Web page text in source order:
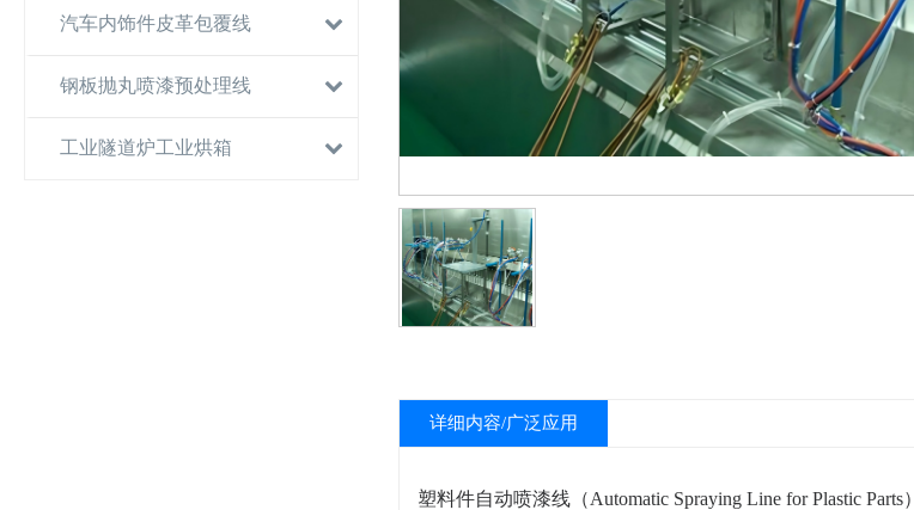
汽车内饰件皮革包覆线
钢板抛丸喷漆预处理线
工业隧道炉工业烘箱
详细内容/广泛应用
塑料件自动喷漆线（Automatic Spraying Line for Plastic Parts）